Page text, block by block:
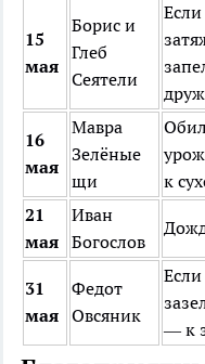
15
мая
Борис и
Глеб
Сеятели
16
мая
Мавра
Зелёные
щи
к
21
мая
Иван
Богослов
31
мая
Федот
Овсяник
— к